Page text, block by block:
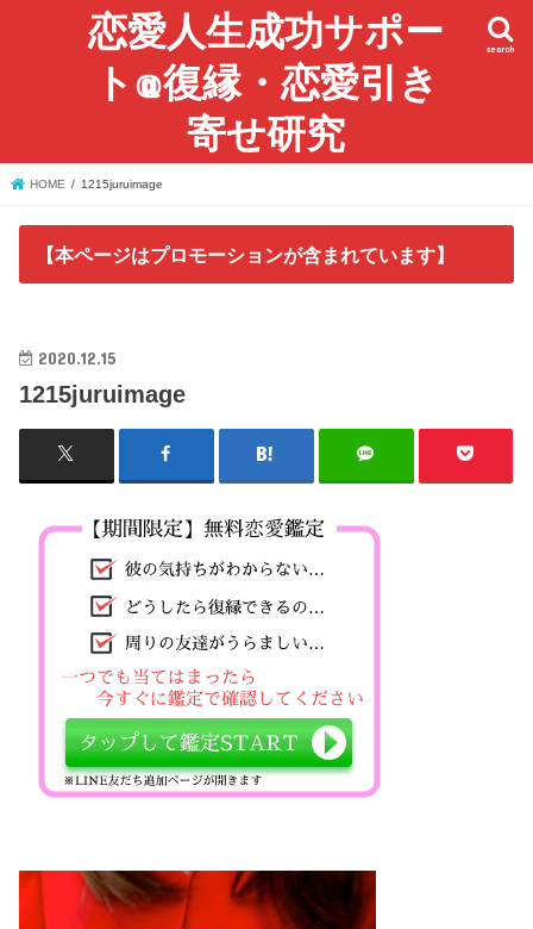
恋愛人生成功サポー
ト@復縁・恋愛引き
寄せ研究
search
HOME 1215juruimage
【本ページはプロモーションが含まれています】
2020.12.15
1215juruimage